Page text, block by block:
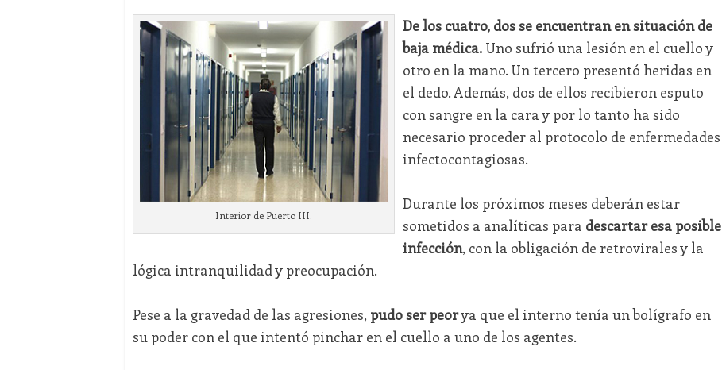
Interior de Puerto III.
De los cuatro, dos se encuentran en situación de
baja médica.Uno sufrió una lesión en el cuello y
otro en la mano. Un tercero presentó heridas en
el dedo. Además, dos de ellos recibieron esputo
con sangre en la cara y por lo tanto ha sido
necesario proceder al protocolo de enfermedades
infectocontagiosas.
Durante los próximos meses deberán estar
sometidos a analíticas para descartar esa posible
infección, con la obligación de retrovirales y la
lógica intranquilidad y preocupación.
Pese a la gravedad de las agresiones, pudo ser peorya que el interno tenía un bolígrafo en
su poder con el que intentó pinchar en el cuello a uno de los agentes.